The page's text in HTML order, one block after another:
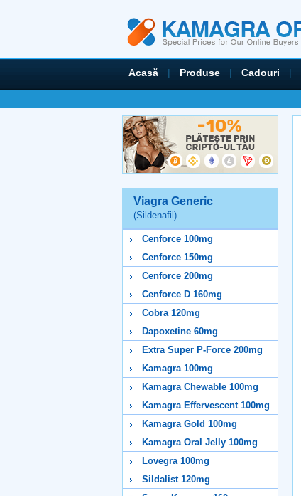
Acasă | Produse | Cadouri |
Viagra Generic
(Sildenafil)
Cenforce 100mg
Cenforce 150mg
Cenforce 200mg
Cenforce D 160mg
Cobra 120mg
Dapoxetine 60mg
Extra Super P-Force 200mg
Kamagra 100mg
Kamagra Chewable 100mg
Kamagra Effervescent 100mg
Kamagra Gold 100mg
Kamagra Oral Jelly 100mg
Lovegra 100mg
Sildalist 120mg